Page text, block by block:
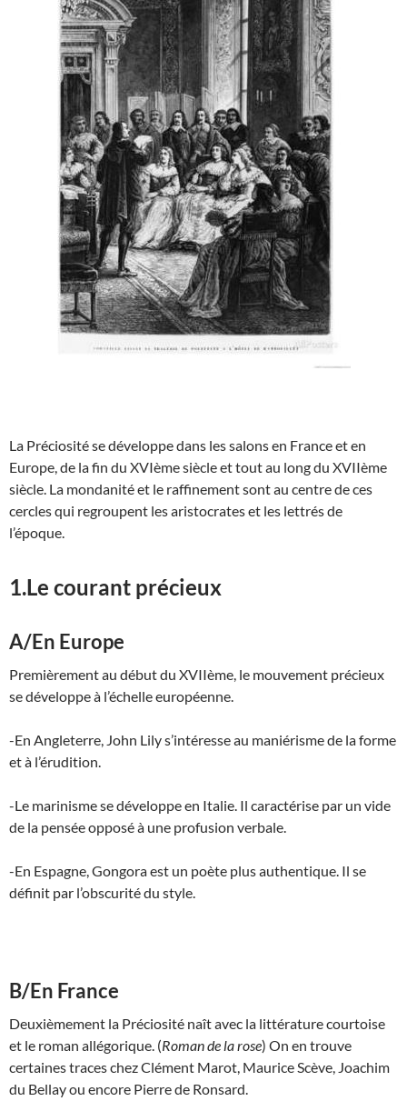
La Préciosité se développe dans les salons en France et en
Europe, de la fin du XVIème siècle et tout au long du XVIIème
siècle. La mondanité et le raffinement sont au centre de ces
cercles qui regroupent les aristocrates et les lettrés de
l’époque.
1.Le courant précieux
A/En Europe
Premièrement au début du XVIIème, le mouvement précieux
se développe à l’échelle européenne.
-En Angleterre, John Lily s’intéresse au maniérisme de la forme
et à l’érudition.
-Le marinisme se développe en Italie. Il caractérise par un vide
de la pensée opposé à une profusion verbale.
-En Espagne, Gongora est un poète plus authentique. Il se
définit par l’obscurité du style.
B/En France
Deuxièmement la Préciosité naît avec la littérature courtoise
et le roman allégorique. (Roman de la rose) On en trouve
certaines traces chez Clément Marot, Maurice Scève, Joachim
du Bellay ou encore Pierre de Ronsard.